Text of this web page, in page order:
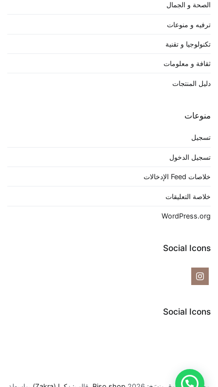
الصحة و الجمال
ترفيه و منوعات
تكنولوجيا و تقنية
ثقافة و معلومات
دليل المنتجات
منوعات
تسجيل
تسجيل الدخول
خلاصات Feed الإدخالات
خلاصة التعليقات
WordPress.org
Social Icons
Social Icons